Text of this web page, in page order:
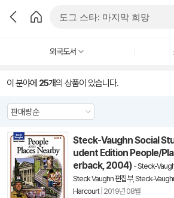
외국도서
이 분야에 25개의 상품이 있습니다.
Steck-Vaughn Social
udent Edition People/
erback, 2004) -Steck-
Steck Vaughn 편집부, Steck-
Harcourt| 2019년 08월